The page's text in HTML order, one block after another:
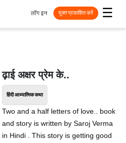
☰
लॉग इन मुक्त प्रकाशित करें
ढ़ाई अक्षर प्रेम के..
हिंदी आध्यात्मिक कथा
Two and a half letters of love.. book
and story is written by Saroj Verma
in Hindi . This story is getting good